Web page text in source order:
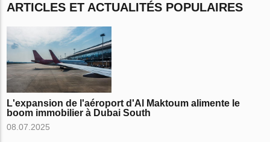
ARTICLES ET ACTUALITÉS POPULAIRES
L'expansion de l'aéroport d'Al Maktoum alimente le
boom immobilier à Dubai South
08.07.2025